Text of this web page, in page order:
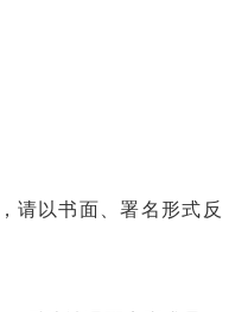
请以书面、署名形式反